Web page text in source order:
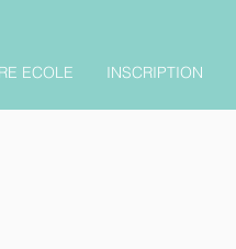
ECOLE INSCRIPTION